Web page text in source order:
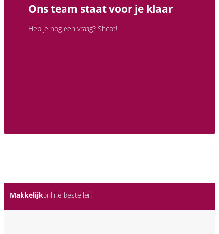
Ons team staat voor je klaar
Heb je nog een vraag? Shoot!
Makkelijkonline bestellen